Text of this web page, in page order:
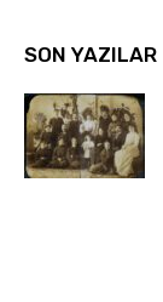
SON YAZILAR